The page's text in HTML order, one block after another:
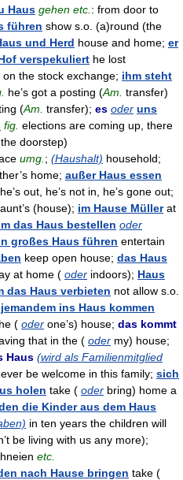
Haus gehen etc. : from door to
führen show s.o. (a)round (the
und Herd house and home; er
verspekuliert he lost
the stock exchange; ihm steht
he’s got a posting (Am. transfer)
(Am. transfer); es oder uns
fig. elections are coming up, there
doorstep)
umg. ; (Haushalt) household;
home; außer Haus essen
he’s out, he’s not in, he’s gone out;
(house); im Hause Müllerat
das Haus bestellen oder
großes Haus führen entertain
keep open house; das Haus
at home ( oder indoors); Haus
das Haus verbieten not allow s.o.
ins Haus kommen
( oder one’s) house; das kommt
that in the ( oder my) house;
Haus (wird als Familienmitglied
be welcome in this family; sich
holen take ( oder bring) home a
die Kinder aus dem Haus
in ten years the children will
be living with us any more);
etc.
nach Hause bringen take (